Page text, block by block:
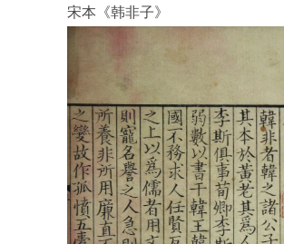
宋本《韩非子》